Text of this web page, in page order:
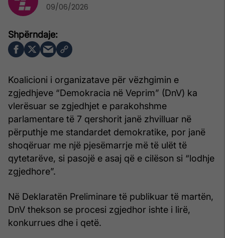
Koalicioni i organizatave për vëzhgimin e
zgjedhjeve “Demokracia në Veprim” (DnV) ka
vlerësuar se zgjedhjet e parakohshme
parlamentare të 7 qershorit janë zhvilluar në
përputhje me standardet demokratike, por janë
shoqëruar me një pjesëmarrje më të ulët të
qytetarëve, si pasojë e asaj që e cilëson si “lodhje
zgjedhore”.
Në Deklaratën Preliminare të publikuar të martën,
DnV thekson se procesi zgjedhor ishte i lirë,
konkurrues dhe i qetë.
09/06/2026